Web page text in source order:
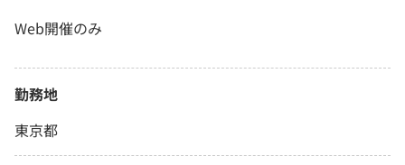
Web開催のみ
勤務地
東京都